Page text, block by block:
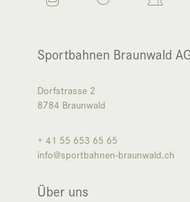
Sportbahnen Braunwald AG
Dorfstrasse 2
8784 Braunwald
+ 41 55 653 65 65
info@sportbahnen-braunwald.ch
Über uns